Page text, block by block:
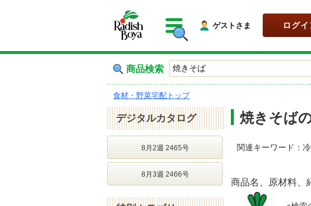
ゲストさま ログイ
商品検索
食材・野菜宅配トップ
デジタルカタログ
8月2週 2465号
8月3週 2466号
焼きそば
関連キーワード：
商品名、原材料、